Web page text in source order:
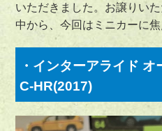
いただきました。お譲りい
中から、今回はミニカーに
・インターアライド
C-HR(2017)